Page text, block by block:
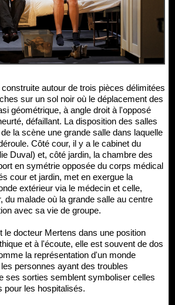
sur un sol noir où le déplacement des
géométrique, à angle droit à l'opposé
défaillant. La disposition des salles
la scène une grande salle dans laquelle
Côté cour, il y a le cabinet du
Duval) et, côté jardin, la chambre des
en symétrie opposée du corps médical
cour et jardin, met en exergue la
extérieur via le médecin et celle,
du malade où la grande salle au centre
avec sa vie de groupe.
le docteur Mertens dans une position
et à l'écoute, elle est souvent de dos
la représentation d'un monde
personnes ayant des troubles
ses sorties semblent symboliser celles
pour les hospitalisés.